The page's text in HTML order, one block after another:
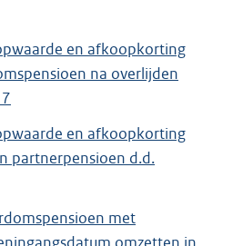
en afkoopkorting
na overlijden
en afkoopkorting
partnerpensioen d.d.
met